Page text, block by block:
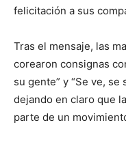
felicitación a sus
Tras el mensaje, las
corearon consignas
su gente” y “Se ve, se
dejando en claro que
parte de un